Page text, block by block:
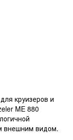
круизеров и
ME 880
внешним видом.